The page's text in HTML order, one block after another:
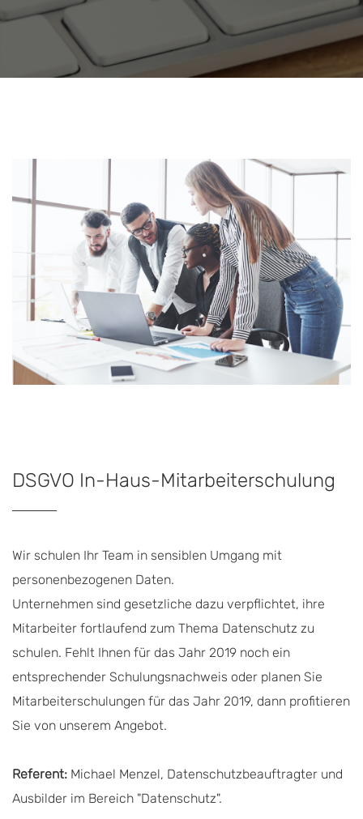
DSGVO In-Haus-Mitarbeiterschulung
Wir schulen Ihr Team in sensiblen Umgang mit
personenbezogenen Daten.
Unternehmen sind gesetzliche dazu verpflichtet, ihre
Mitarbeiter fortlaufend zum Thema Datenschutz zu
schulen. Fehlt Ihnen für das Jahr 2019 noch ein
entsprechender Schulungsnachweis oder planen Sie
Mitarbeiterschulungen für das Jahr 2019, dann profitieren
Sie von unserem Angebot.
Referent: Michael Menzel, Datenschutzbeauftragter und
Ausbilder im Bereich "Datenschutz".